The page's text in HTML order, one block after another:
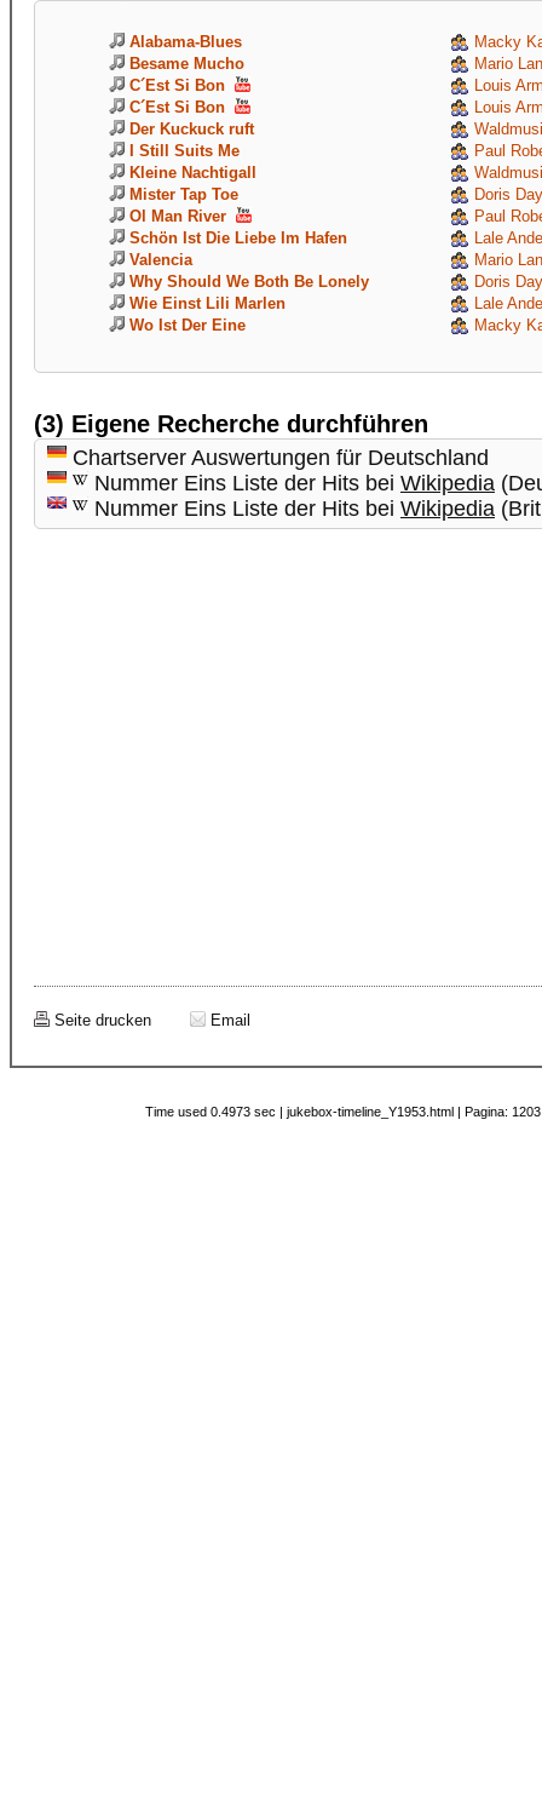
Alabama-Blues
Macky
Besame Mucho
Mario
C´Est Si Bon
Louis
C´Est Si Bon
Louis
Der Kuckuck ruft
I Still Suits Me
Paul
Kleine Nachtigall
Mister Tap Toe
Doris Day
Ol Man River
Paul
Schön Ist Die Liebe Im Hafen
Lale
Valencia
Mario
Why Should We Both Be Lonely
Doris Day
Wie Einst Lili Marlen
Lale
Wo Ist Der Eine
Macky
(3) Eigene Recherche durchführen
Chartserver Auswertungen für Deutschland
Nummer Eins Liste der Hits bei Wikipedia
Nummer Eins Liste der Hits bei Wikipedia
Seite drucken Email
Time used 0.4973 sec | jukebox-timeline_Y1953.html | Pagina: